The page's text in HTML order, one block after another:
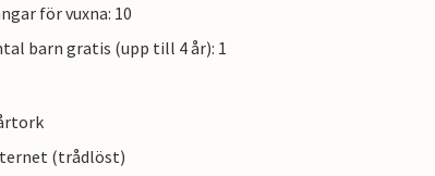
för vuxna: 10
barn gratis (upp till 4 år): 1
(trådlöst)